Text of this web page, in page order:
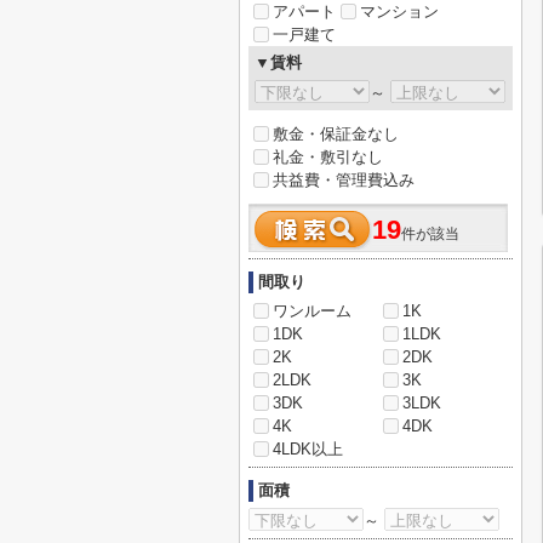
アパート
マンション
一戸建て
▼賃料
～
敷金・保証金なし
礼金・敷引なし
共益費・管理費込み
19件が該当
間取り
ワンルーム
1K
1DK
1LDK
2K
2DK
2LDK
3K
3DK
3LDK
4K
4DK
4LDK以上
面積
～